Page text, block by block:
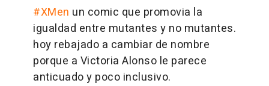
#XMen un comic que promovia la
igualdad entre mutantes y no mutantes.
hoy rebajado a cambiar de nombre
porque a Victoria Alonso le parece
anticuado y poco inclusivo.